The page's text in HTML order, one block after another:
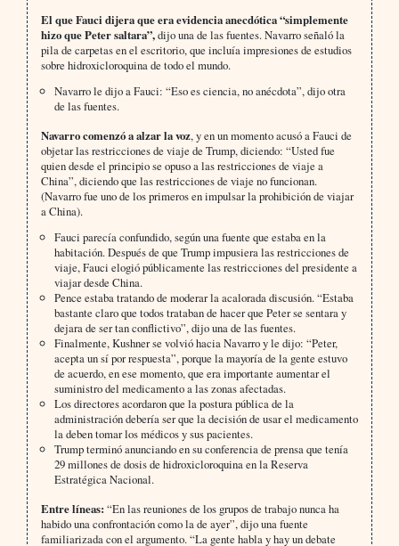
El que Fauci dijera que era evidencia anecdótica “simplemente
hizo que Peter saltara”,dijo una de las fuentes. Navarro señaló la
pila de carpetas en el escritorio, que incluía impresiones de estudios
sobre hidroxicloroquina de todo el mundo.
Navarro le dijo a Fauci: “Eso es ciencia, no anécdota”, dijo otra
de las fuentes.
Navarro comenzó a alzar la voz, y en un momento acusó a Fauci de
objetar las restricciones de viaje de Trump, diciendo: “Usted fue
quien desde el principio se opuso a las restricciones de viaje a
China”, diciendo que las restricciones de viaje no funcionan.
(Navarro fue uno de los primeros en impulsar la prohibición de viajar
a China).
Fauci parecía confundido, según una fuente que estaba en la
habitación. Después de que Trump impusiera las restricciones de
viaje, Fauci elogió públicamente las restricciones del presidente a
viajar desde China.
Pence estaba tratando de moderar la acalorada discusión. “Estaba
bastante claro que todos trataban de hacer que Peter se sentara y
dejara de ser tan conflictivo”, dijo una de las fuentes.
Finalmente, Kushner se volvió hacia Navarro y le dijo: “Peter,
acepta un sí por respuesta”, porque la mayoría de la gente estuvo
de acuerdo, en ese momento, que era importante aumentar el
suministro del medicamento a las zonas afectadas.
Los directores acordaron que la postura pública de la
administración debería ser que la decisión de usar el medicamento
la deben tomar los médicos y sus pacientes.
Trump terminó anunciando en su conferencia de prensa que tenía
29 millones de dosis de hidroxicloroquina en la Reserva
Estratégica Nacional.
Entre líneas: “En las reuniones de los grupos de trabajo nunca ha
habido una confrontación como la de ayer”, dijo una fuente
familiarizada con el argumento. “La gente habla y hay un debate